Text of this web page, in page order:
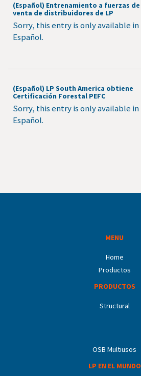
(Español) Entrenamiento a fuerzas de
venta de distribuidores de LP
Sorry, this entry is only available in
Español.
(Español) LP South America obtiene
Certificación Forestal PEFC
Sorry, this entry is only available in
Español.
MENU
Home
Productos
PRODUCTOS
Structural
OSB Multiusos
LP EN EL MUNDO